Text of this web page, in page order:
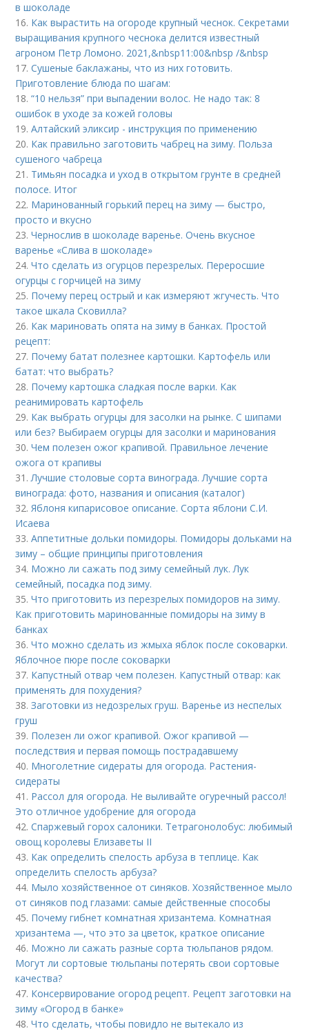
в шоколаде
16. Как вырастить на огороде крупный чеснок. Секретами
выращивания крупного чеснока делится известный
агроном Петр Ломоно. 2021,&nbsp11:00&nbsp /&nbsp
17.Сушеные баклажаны, что из них готовить.
Приготовление блюда по шагам:
18.“10 нельзя” при выпадении волос. Не надо так: 8
ошибок в уходе за кожей головы
19.Алтайский эликсир - инструкция по применению
20. Как правильно заготовить чабрец на зиму. Польза
сушеного чабреца
21. Тимьян посадка и уход в открытом грунте в средней
полосе. Итог
22. Маринованный горький перец на зиму — быстро,
просто и вкусно
23.Чернослив в шоколаде варенье. Очень вкусное
варенье «Слива в шоколаде»
24.Что сделать из огурцов перезрелых. Переросшие
огурцы с горчицей на зиму
25. Почему перец острый и как измеряют жгучесть. Что
такое шкала Сковилла?
26. Как мариновать опята на зиму в банках. Простой
рецепт:
27. Почему батат полезнее картошки. Картофель или
батат: что выбрать?
28. Почему картошка сладкая после варки. Как
реанимировать картофель
29. Как выбрать огурцы для засолки на рынке. С шипами
или без? Выбираем огурцы для засолки и маринования
30.Чем полезен ожог крапивой. Правильное лечение
ожога от крапивы
31. Лучшие столовые сорта винограда. Лучшие сорта
винограда: фото, названия и описания (каталог)
32. Яблоня кипарисовое описание. Сорта яблони С.И.
Исаева
33.Аппетитные дольки помидоры. Помидоры дольками на
зиму – общие принципы приготовления
34. Можно ли сажать под зиму семейный лук. Лук
семейный, посадка под зиму.
35.Что приготовить из перезрелых помидоров на зиму.
Как приготовить маринованные помидоры на зиму в
банках
36.Что можно сделать из жмыха яблок после соковарки.
Яблочное пюре после соковарки
37. Капустный отвар чем полезен. Капустный отвар: как
применять для похудения?
38.Заготовки из недозрелых груш. Варенье из неспелых
груш
39. Полезен ли ожог крапивой. Ожог крапивой —
последствия и первая помощь пострадавшему
40. Многолетние сидераты для огорода. Растения-
сидераты
41. Рассол для огорода. Не выливайте огуречный рассол!
Это отличное удобрение для огорода
42.Спаржевый горох салоники. Тетрагонолобус: любимый
овощ королевы Елизаветы II
43. Как определить спелость арбуза в теплице. Как
определить спелость арбуза?
44. Мыло хозяйственное от синяков. Хозяйственное мыло
от синяков под глазами: самые действенные способы
45. Почему гибнет комнатная хризантема. Комнатная
хризантема —, что это за цветок, краткое описание
46. Можно ли сажать разные сорта тюльпанов рядом.
Могут ли сортовые тюльпаны потерять свои сортовые
качества?
47. Консервирование огород рецепт. Рецепт заготовки на
зиму «Огород в банке»
48.Что сделать, чтобы повидло не вытекало из